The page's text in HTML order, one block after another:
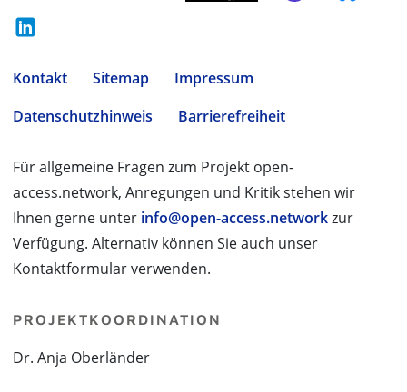
Kontakt Sitemap
Impressum
Datenschutzhinweis
Barrierefreiheit
Für allgemeine Fragen zum Projekt open-
access.network, Anregungen und Kritik stehen wir
Ihnen gerne unter info@open-access.networkzur
Verfügung. Alternativ können Sie auch unser
Kontaktformular verwenden.
PROJEKTKOORDINATION
Dr. Anja Oberländer